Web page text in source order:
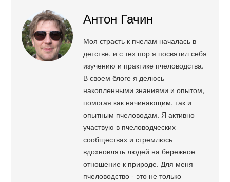
Антон Гачин
Моя страсть к пчелам началась в
детстве, и с тех пор я посвятил себя
изучению и практике пчеловодства.
В своем блоге я делюсь
накопленными знаниями и опытом,
помогая как начинающим, так и
опытным пчеловодам. Я активно
участвую в пчеловодческих
сообществах и стремлюсь
вдохновлять людей на бережное
отношение к природе. Для меня
пчеловодство - это не только